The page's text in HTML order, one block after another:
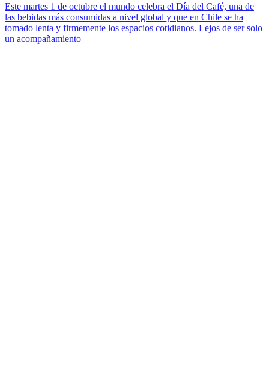
Este martes 1 de octubre el mundo celebra el Día del Café, una de
las bebidas más consumidas a nivel global y que en Chile se ha
tomado lenta y firmemente los espacios cotidianos. Lejos de ser solo
un acompañamiento